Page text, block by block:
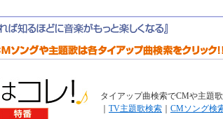
タイアップ曲検索でCMや主題
TV主題歌検索 CMソング検